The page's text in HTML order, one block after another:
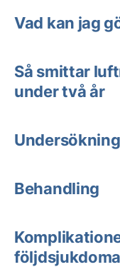
Vad kan jag
Så smittar
under två år
Behandling